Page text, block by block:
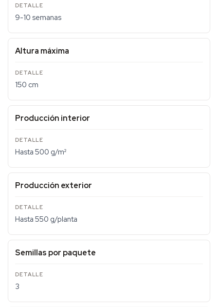
9-10 semanas
Altura máxima
150 cm
Producción interior
Hasta 500 g/m²
Producción exterior
Hasta 550 g/planta
Semillas por paquete
3